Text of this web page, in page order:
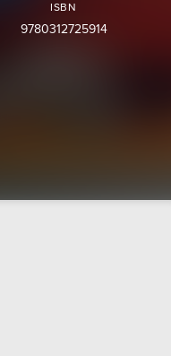
ISBN
9780312725914